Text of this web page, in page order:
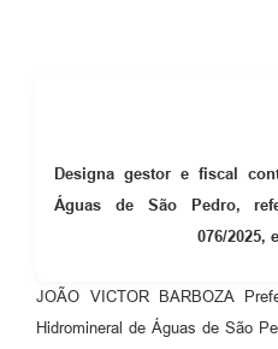
Designa gestor e fiscal
Águas de São Pedro,
076/2025,
JOÃO VICTOR BARBOZA
Hidromineral de Águas de São